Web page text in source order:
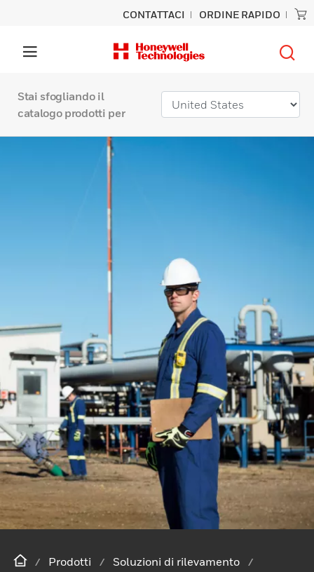
CONTATTACI ORDINE RAPIDO
Stai sfogliando il
catalogo prodotti per
Prodotti
Soluzioni di rilevamento